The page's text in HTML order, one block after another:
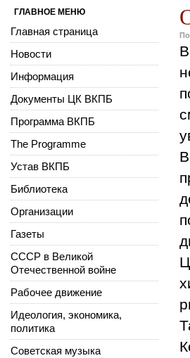
ГЛАВНОЕ МЕНЮ
Главная страница
Новости
Информация
Документы ЦК ВКПБ
Программа ВКПБ
The Programme
Устав ВКПБ
Библиотека
Организации
Газеты
СССР в Великой
Отечественной войне
Рабочее движение
Идеология, экономика,
политика
Советская музыка